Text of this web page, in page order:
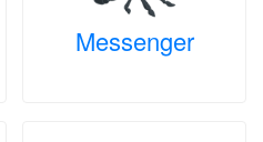
Messenger